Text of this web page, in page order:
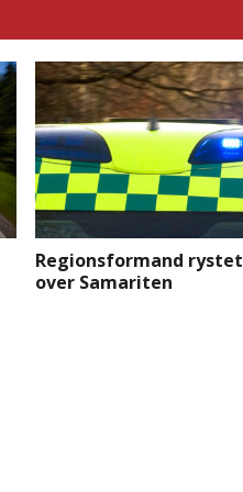
Regionsformand rystet
over Samariten